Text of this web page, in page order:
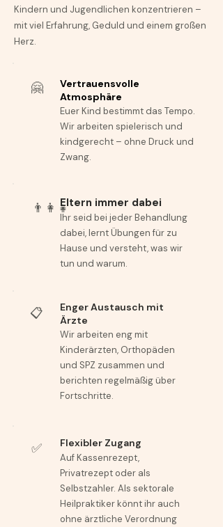
Kindern und Jugendlichen konzentrieren –
mit viel Erfahrung, Geduld und einem großen
Herz.
🤗
Vertrauensvolle
Atmosphäre
Euer Kind bestimmt das Tempo.
Wir arbeiten spielerisch und
kindgerecht – ohne Druck und
Zwang.
👨‍👩‍👧Eltern immer dabei
Ihr seid bei jeder Behandlung
dabei, lernt Übungen für zu
Hause und versteht, was wir
tun und warum.
📋
Enger Austausch mit
Ärzte
Wir arbeiten eng mit
Kinderärzten, Orthopäden
und SPZ zusammen und
berichten regelmäßig über
Fortschritte.
✅ Flexibler Zugang
Auf Kassenrezept,
Privatrezept oder als
Selbstzahler. Als sektorale
Heilpraktiker könnt ihr auch
ohne ärztliche Verordnung